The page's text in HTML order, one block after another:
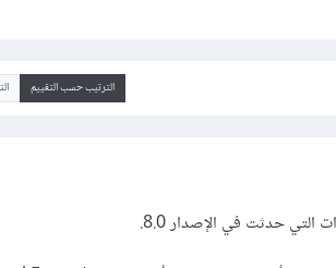
الترتيب حسب التقييم
التي حدثت في الإصدار 8.0.